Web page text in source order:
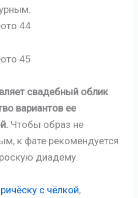
свадебный облик
вариантов ее
Чтобы образ не
к фате рекомендуется
диадему.
с чёлкой,